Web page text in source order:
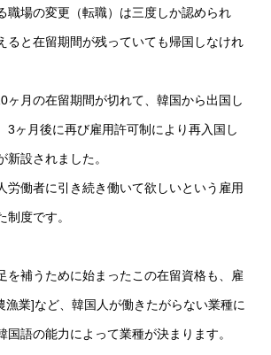
職場の変更（転職）は三度しか認められ
ると在留期間が残っていても帰国しなけれ
ヶ月の在留期間が切れて、韓国から出国し
3ヶ月後に再び雇用許可制により再入国し
設されました。
労働者に引き続き働いて欲しいという雇用
制度です。
を補うために始まったこの在留資格も、雇
漁業]など、韓国人が働きたがらない業種に
国語の能力によって業種が決まります。